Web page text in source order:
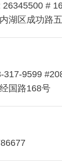
26345500 #
湖区成功路
317-9599
国路168号